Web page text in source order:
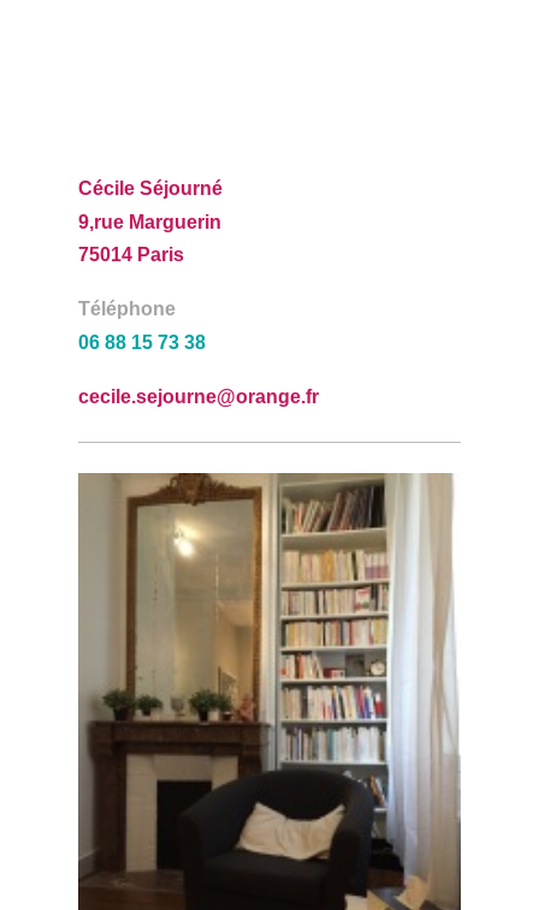
Cécile Séjourné
9,rue Marguerin
75014 Paris
Téléphone
06 88 15 73 38
cecile.sejourne@orange.fr